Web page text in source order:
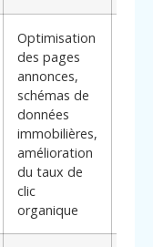
Optimisation
des pages
annonces,
schémas de
données
immobilières,
amélioration
du taux de
clic
organique